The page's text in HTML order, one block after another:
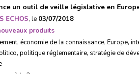
un outil de veille législative en
ECHOS, le 03/07/2018
produits
, économie de la connaissance, Europe,
, politique réglementaire, stratégie de